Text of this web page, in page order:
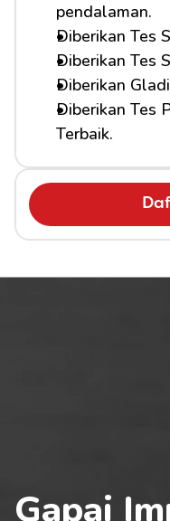
pendalaman.
Diberikan Tes
Diberikan Tes
Diberikan
Diberikan Tes
Terbaik.
Gapai